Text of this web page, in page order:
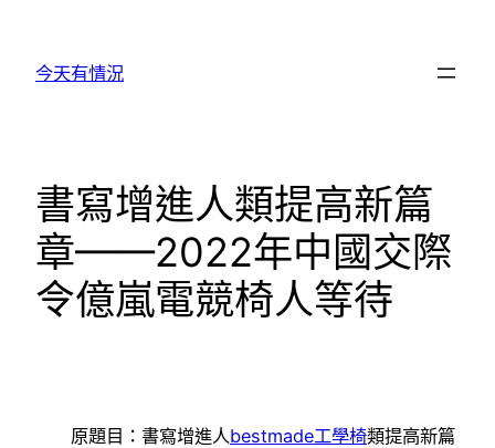
今天有情況
書寫增進人類提高新篇
章——2022年中國交際
令億嵐電競椅人等待
原題目：書寫增進人bestmade工學椅類提高新篇